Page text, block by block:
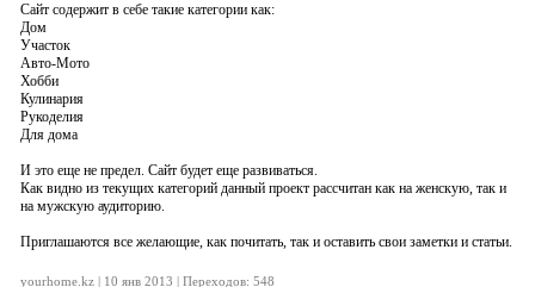
Сайт содержит в себе такие категории как:
Дом
Участок
Авто-Мото
Хобби
Кулинария
Рукоделия
Для дома
И это еще не предел. Сайт будет еще развиваться.
Как видно из текущих категорий данный проект рассчитан как на женскую, так и
на мужскую аудиторию.
Приглашаются все желающие, как почитать, так и оставить свои заметки и статьи.
yourhome.kz | 10 янв 2013 | Переходов: 548